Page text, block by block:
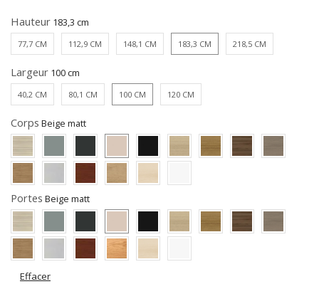
Hauteur
77,7 CM 112,9 CM 148,1 CM 183,3 CM 218,5 CM
Largeur
40,2 CM 80,1 CM 100 CM 120 CM
Corps
Portes
Effacer